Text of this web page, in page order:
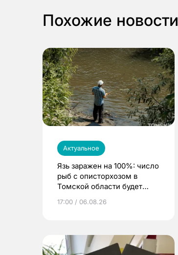
Похожие новости
Актуальное
Язь заражен на 100%: число
рыб с описторхозом в
Томской области будет
17:00 / 06.08.26